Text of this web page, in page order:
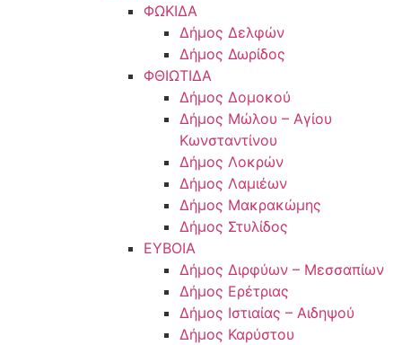
ΦΩΚΙΔΑ
Δήμος Δελφών
Δήμος Δωρίδος
ΦΘΙΩΤΙΔΑ
Δήμος Δομοκού
Δήμος Μώλου – Αγίου
Κωνσταντίνου
Δήμος Λοκρών
Δήμος Λαμιέων
Δήμος Μακρακώμης
Δήμος Στυλίδος
ΕΥΒΟΙΑ
Δήμος Διρφύων – Μεσσαπίων
Δήμος Ερέτριας
Δήμος Ιστιαίας – Αιδηψού
Δήμος Καρύστου